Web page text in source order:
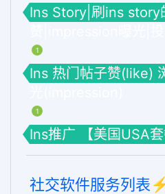
Ins Story|刷ins story
1
Ins 热门帖子赞(like)
1
Ins推广 【美国USA
社交软件服务列表